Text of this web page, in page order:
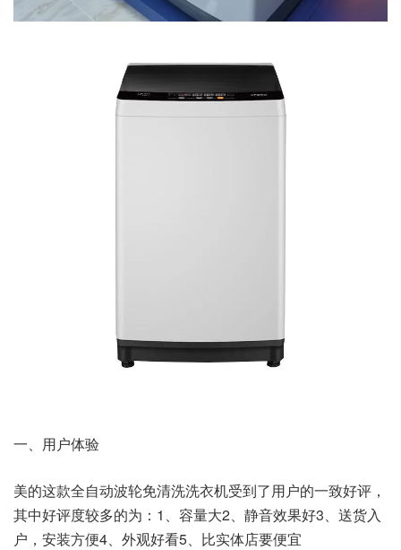
一、用户体验
美的这款全自动波轮免清洗洗衣机受到了用户的一致好评，
其中好评度较多的为：1、容量大2、静音效果好3、送货入
户，安装方便4、外观好看5、比实体店要便宜